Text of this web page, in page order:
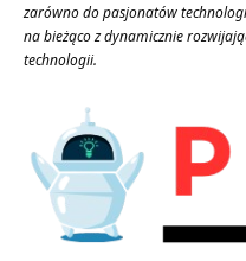
zarówno do pasjonatów
na bieżąco z dynamicznie
technologii.